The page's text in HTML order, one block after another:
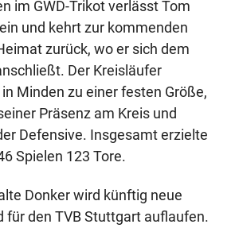
im GWD-Trikot verlässt Tom
und kehrt zur kommenden
zurück, wo er sich dem
Der Kreisläufer
Minden zu einer festen Größe,
Präsenz am Kreis und
Defensive. Insgesamt erzielte
Spielen 123 Tore.
Donker wird künftig neue
für den TVB Stuttgart auflaufen.